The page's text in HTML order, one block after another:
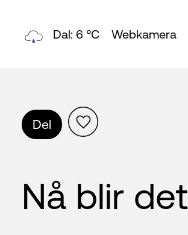
Topp: 5 °C Webkamera
Del
Nå blir det